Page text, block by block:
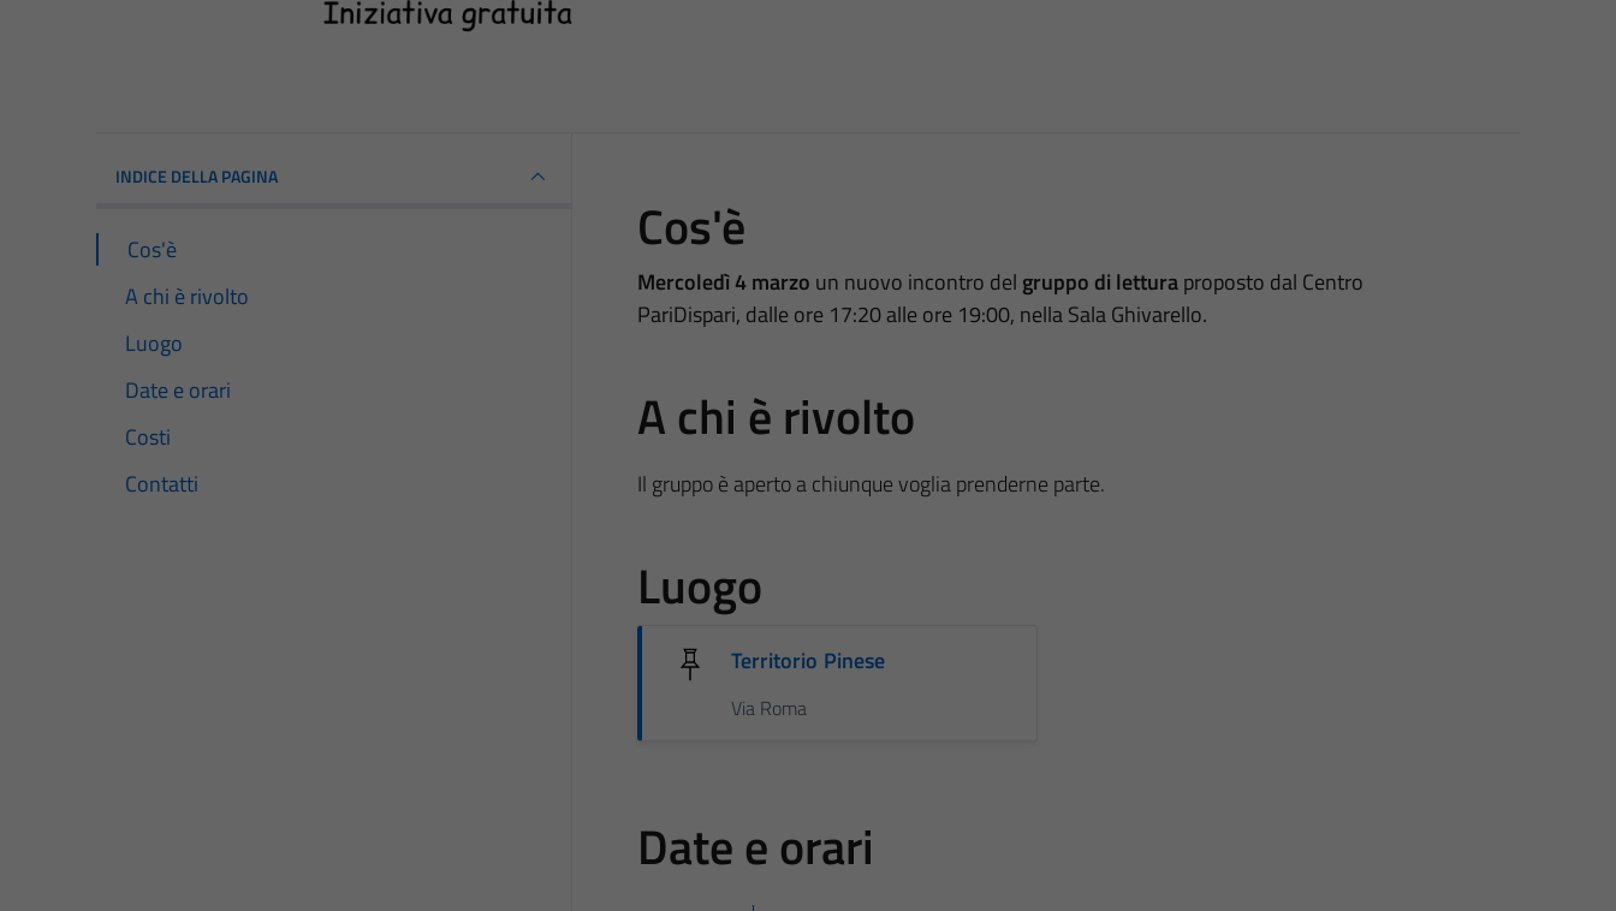
INDICE DELLA PAGINA
Cos'è
A chi è rivolto
Luogo
Date e orari
Costi
Contatti
Cos'è
Mercoledì 4 marzo un nuovo incontro del gruppo di letturaproposto dal Centro
PariDispari, dalle ore 17:20 alle ore 19:00, nella Sala Ghivarello.
A chi è rivolto
Il gruppo è aperto a chiunque voglia prenderne parte.
Luogo
Territorio Pinese
Via Roma
Date e orari